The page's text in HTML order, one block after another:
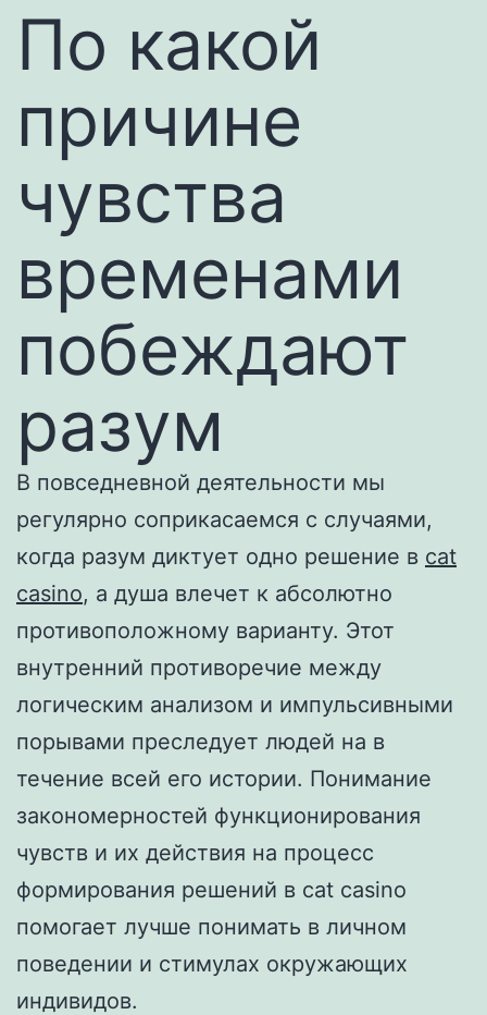
По какой
причине
чувства
временами
побеждают
разум
В повседневной деятельности мы
регулярно соприкасаемся с случаями,
когда разум диктует одно решение в cat
casino, а душа влечет к абсолютно
противоположному варианту. Этот
внутренний противоречие между
логическим анализом и импульсивными
порывами преследует людей на в
течение всей его истории. Понимание
закономерностей функционирования
чувств и их действия на процесс
формирования решений в cat casino
помогает лучше понимать в личном
поведении и стимулах окружающих
индивидов.